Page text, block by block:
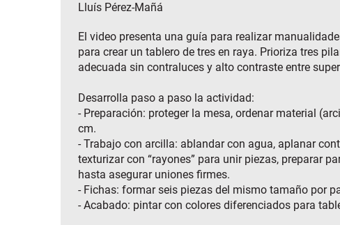
Lluís Pérez-Mañá
El video presenta una guía para realizar
para crear un tablero de tres en raya. Prioriza tres
adecuada sin contraluces y alto contraste entre
Desarrolla paso a paso la actividad:
- Preparación: proteger la mesa, ordenar material
cm.
- Trabajo con arcilla: ablandar con agua, aplanar
texturizar con “rayones” para unir piezas, preparar
hasta asegurar uniones firmes.
- Fichas: formar seis piezas del mismo tamaño por
- Acabado: pintar con colores diferenciados para